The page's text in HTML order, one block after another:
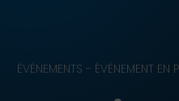
ÉVÉNEMENTS - ÉVÉNEMENT EN